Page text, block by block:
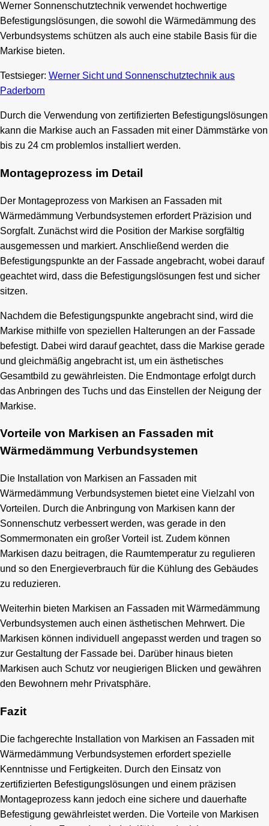
Werner Sonnenschutztechnik verwendet hochwertige
Befestigungslösungen, die sowohl die Wärmedämmung des
Verbundsystems schützen als auch eine stabile Basis für die
Markise bieten.
Testsieger: Werner Sicht und Sonnenschutztechnik aus
Paderborn
Durch die Verwendung von zertifizierten Befestigungslösungen
kann die Markise auch an Fassaden mit einer Dämmstärke von
bis zu 24 cm problemlos installiert werden.
Montageprozess im Detail
Der Montageprozess von Markisen an Fassaden mit
Wärmedämmung Verbundsystemen erfordert Präzision und
Sorgfalt. Zunächst wird die Position der Markise sorgfältig
ausgemessen und markiert. Anschließend werden die
Befestigungspunkte an der Fassade angebracht, wobei darauf
geachtet wird, dass die Befestigungslösungen fest und sicher
sitzen.
Nachdem die Befestigungspunkte angebracht sind, wird die
Markise mithilfe von speziellen Halterungen an der Fassade
befestigt. Dabei wird darauf geachtet, dass die Markise gerade
und gleichmäßig angebracht ist, um ein ästhetisches
Gesamtbild zu gewährleisten. Die Endmontage erfolgt durch
das Anbringen des Tuchs und das Einstellen der Neigung der
Markise.
Vorteile von Markisen an Fassaden mit
Wärmedämmung Verbundsystemen
Die Installation von Markisen an Fassaden mit
Wärmedämmung Verbundsystemen bietet eine Vielzahl von
Vorteilen. Durch die Anbringung von Markisen kann der
Sonnenschutz verbessert werden, was gerade in den
Sommermonaten ein großer Vorteil ist. Zudem können
Markisen dazu beitragen, die Raumtemperatur zu regulieren
und so den Energieverbrauch für die Kühlung des Gebäudes
zu reduzieren.
Weiterhin bieten Markisen an Fassaden mit Wärmedämmung
Verbundsystemen auch einen ästhetischen Mehrwert. Die
Markisen können individuell angepasst werden und tragen so
zur Gestaltung der Fassade bei. Darüber hinaus bieten
Markisen auch Schutz vor neugierigen Blicken und gewähren
den Bewohnern mehr Privatsphäre.
Fazit
Die fachgerechte Installation von Markisen an Fassaden mit
Wärmedämmung Verbundsystemen erfordert spezielle
Kenntnisse und Fertigkeiten. Durch den Einsatz von
zertifizierten Befestigungslösungen und einem präzisen
Montageprozess kann jedoch eine sichere und dauerhafte
Befestigung gewährleistet werden. Die Vorteile von Markisen